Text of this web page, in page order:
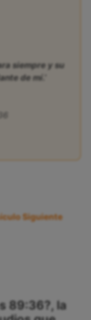
siempre y su
de mí.’
Siguiente
89:36?, la